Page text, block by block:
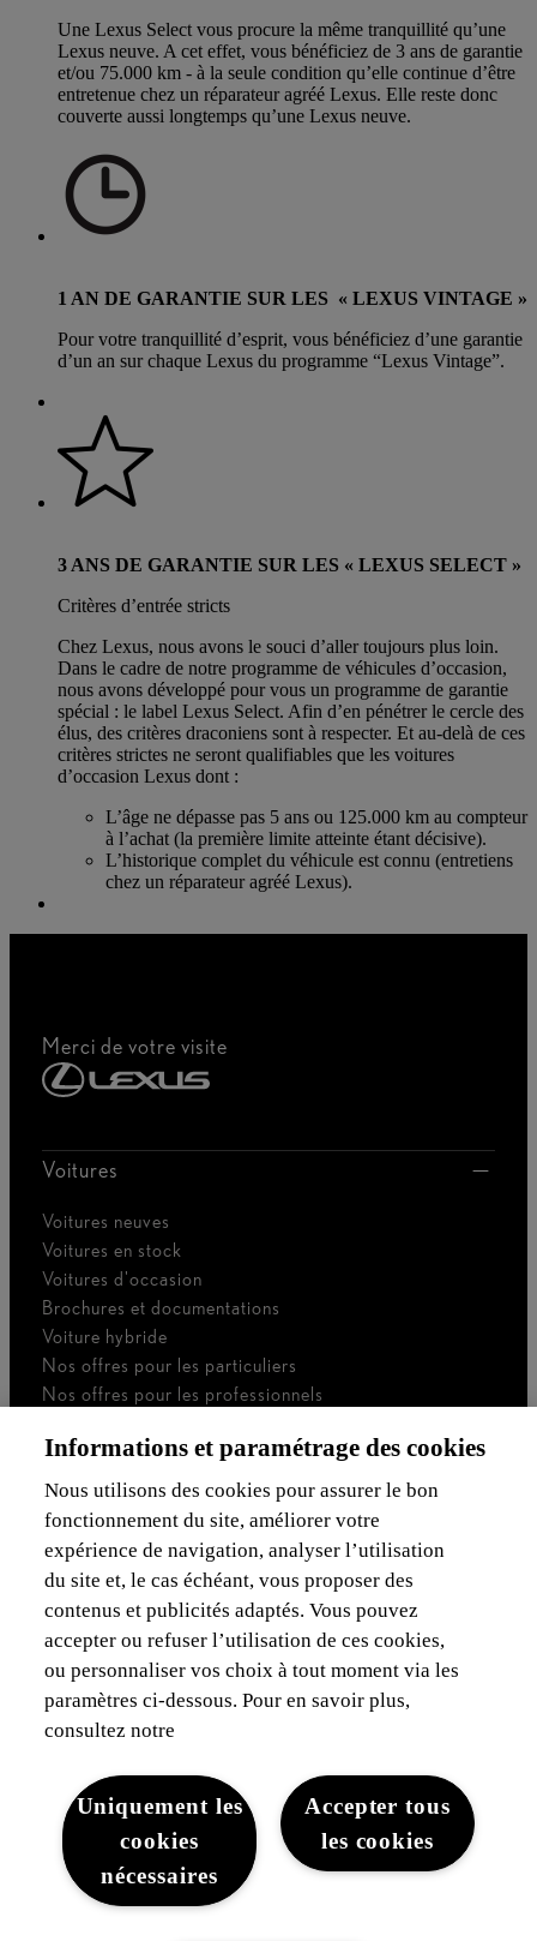
Une Lexus Select vous procure la même tranquillité qu’une
Lexus neuve. A cet effet, vous bénéficiez de 3 ans de garantie
et/ou 75.000 km - à la seule condition qu’elle continue d’être
entretenue chez un réparateur agréé Lexus. Elle reste donc
couverte aussi longtemps qu’une Lexus neuve.
1 AN DE GARANTIE SUR LES « LEXUS VINTAGE »
Pour votre tranquillité d’esprit, vous bénéficiez d’une garantie
d’un an sur chaque Lexus du programme “Lexus Vintage”.
3 ANS DE GARANTIE SUR LES « LEXUS SELECT »
Critères d’entrée stricts
Chez Lexus, nous avons le souci d’aller toujours plus loin.
Dans le cadre de notre programme de véhicules d’occasion,
nous avons développé pour vous un programme de garantie
spécial : le label Lexus Select. Afin d’en pénétrer le cercle des
élus, des critères draconiens sont à respecter. Et au-delà de ces
critères strictes ne seront qualifiables que les voitures
d’occasion Lexus dont :
L’âge ne dépasse pas 5 ans ou 125.000 km au compteur
à l’achat (la première limite atteinte étant décisive).
L’historique complet du véhicule est connu (entretiens
chez un réparateur agréé Lexus).
Merci de votre visite
Voitures
Voitures neuves
Voitures en stock
Voitures d'occasion
Brochures et documentations
Voiture hybride
Nos offres pour les particuliers
Nos offres pour les professionnels
Je suis indépendant
Je suis gestionnaire de flotte
Assurances & Financement
Découvrez Lexus
Mentions Légales
Mentions légales Cookies du site
Lexus-Belgique © 2026
Informations et paramétrage des cookies
Nous utilisons des cookies pour assurer le bon
fonctionnement du site, améliorer votre
expérience de navigation, analyser l’utilisation
du site et, le cas échéant, vous proposer des
contenus et publicités adaptés. Vous pouvez
accepter ou refuser l’utilisation de ces cookies,
ou personnaliser vos choix à tout moment via les
paramètres ci-dessous. Pour en savoir plus,
consultez notre
Accepter tous
les cookies
Uniquement les
cookies
nécessaires